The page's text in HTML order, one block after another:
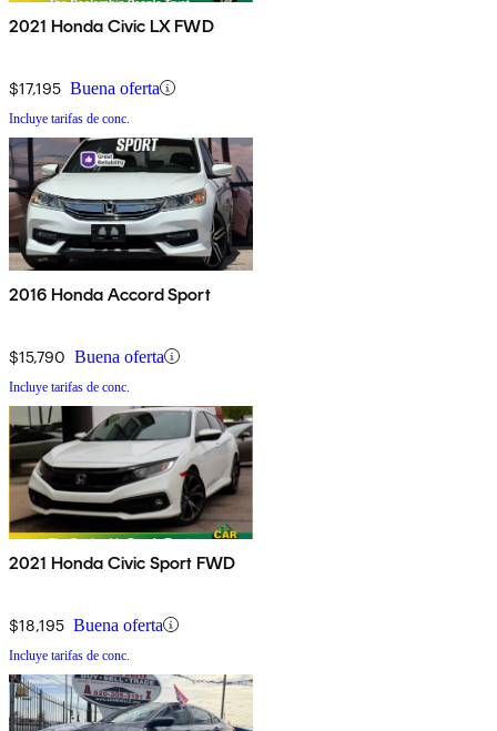
2021 Honda Civic LX FWD
$17,195 Buena oferta
Incluye tarifas de conc.
2016 Honda Accord Sport
$15,790 Buena oferta
Incluye tarifas de conc.
2021 Honda Civic Sport FWD
$18,195 Buena oferta
Incluye tarifas de conc.